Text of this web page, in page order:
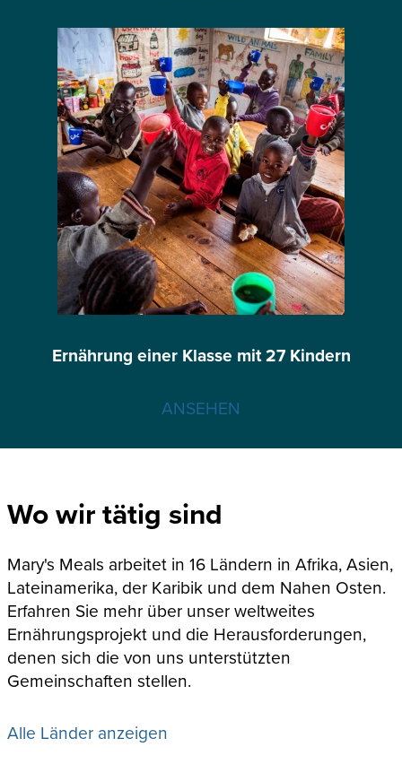
Ernährung einer Klasse mit 27 Kindern
ANSEHEN
Wo wir tätig sind
Mary's Meals arbeitet in 16 Ländern in Afrika, Asien,
Lateinamerika, der Karibik und dem Nahen Osten.
Erfahren Sie mehr über unser weltweites
Ernährungsprojekt und die Herausforderungen,
denen sich die von uns unterstützten
Gemeinschaften stellen.
Alle Länder anzeigen